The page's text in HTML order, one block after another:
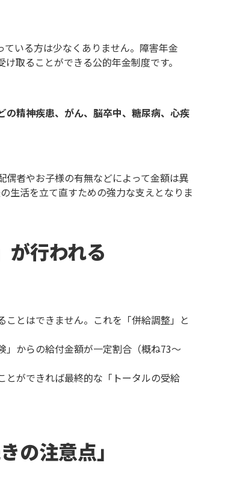
ている方は少なくありません。障害年金
取ることができる公的年金制度です。
の精神疾患、がん、脳卒中、糖尿病、心疾
者やお子様の有無などによって金額は異
生活を立て直すための強力な支えとなりま
が行われる
とはできません。これを「併給調整」と
からの給付金額が一定割合（概ね73〜
とができれば最終的な「トータルの受給
の注意点」